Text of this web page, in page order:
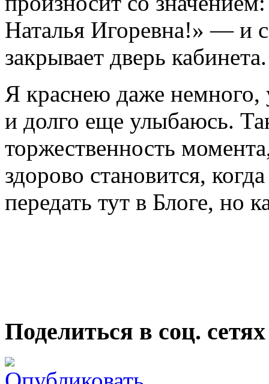
Наталья Игоревна!» — и
закрывает дверь кабинета.
Я краснею даже немного,
и долго еще улыбаюсь.
торжественность
здорово становится,
передать тут в Блоге, но
Поделиться в соц. сетях